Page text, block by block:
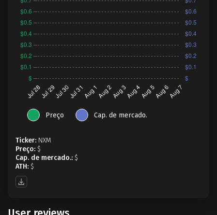
Preço Cap. de mercado.
Ticker: NXM
Preço: $
Cap. de mercado.: $
ATH: $